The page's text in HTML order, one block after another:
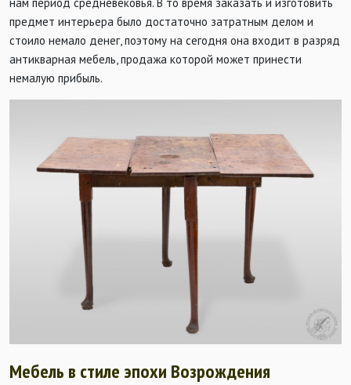
предмет интерьера было достаточно затратным делом и
стоило немало денег, поэтому на сегодня она входит в разряд
антикварная мебель, продажа которой может принести
немалую прибыль.
Мебель в стиле эпохи Возрождения